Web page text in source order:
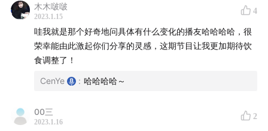
炑星迹结尾
1:21:14进食冥想：每次进食都是一次修行
1:23:30今天这一期是即兴聊天带给我们的礼物
1:27:38
封面：Rio 拍摄的大雾下的海上亮光
——
木木啵啵
2023.1.15
4
哇我就是那个好奇地问具体有什么变化的播友哈哈哈哈，很
荣幸能由此激起你们分享的灵感，这期节目让我更加期待饮
食调整了！
CenYe : 哈哈哈哈～
00三
2023.1.16
2